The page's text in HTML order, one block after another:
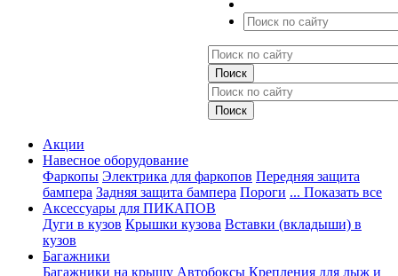
Акции
Навесное оборудование
Фаркопы Электрика для фаркопов Передняя защита
бампера Задняя защита бампера Пороги ... Показать все
Аксессуары для ПИКАПОВ
Дуги в кузов Крышки кузова Вставки (вкладыши) в
кузов
Багажники
Багажники на крышу Автобоксы Крепления для лыж и